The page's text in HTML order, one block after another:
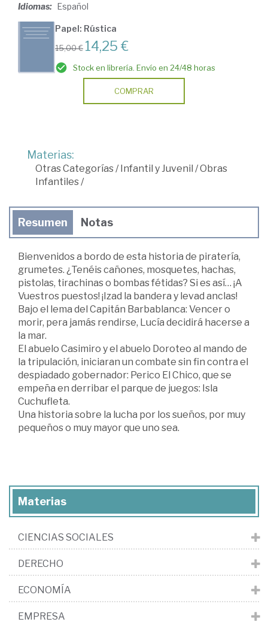
Idiomas: Español
Papel: Rústica
15,00 € 14,25 €
Stock en librería. Envío en 24/48 horas
COMPRAR
Materias:
Otras Categorías /Infantil y Juvenil /Obras
Infantiles /
Resumen Notas
Bienvenidos a bordo de esta historia de piratería,
grumetes. ¿Tenéis cañones, mosquetes, hachas,
pistolas, tirachinas o bombas fétidas? Si es así… ¡A
Vuestros puestos! ¡Izad la bandera y levad anclas!
Bajo el lema del Capitán Barbablanca: Vencer o
morir, pera jamás rendirse, Lucía decidirá hacerse a
la mar.
El abuelo Casimiro y el abuelo Doroteo al mando de
la tripulación, iniciaran un combate sin fin contra el
despiadado gobernador: Perico El Chico, que se
empeña en derribar el parque de juegos: Isla
Cuchufleta.
Una historia sobre la lucha por los sueños, por muy
pequeños o muy mayor que uno sea.
Materias
CIENCIAS SOCIALES
DERECHO
ECONOMÍA
EMPRESA